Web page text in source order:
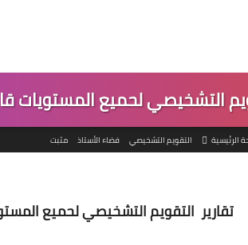
التشخيصي لحميع المستويات
الرئيسية التقويم التشخيصي فضاء الأستاذ مثبت
تقارير التقويم التشخيصي لحميع